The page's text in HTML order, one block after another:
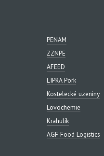
PENAM
ZZNPE
AFEED
LIPRA Pork
Kostelecké uzeniny
Lovochemie
Krahulík
AGF Food Logistics